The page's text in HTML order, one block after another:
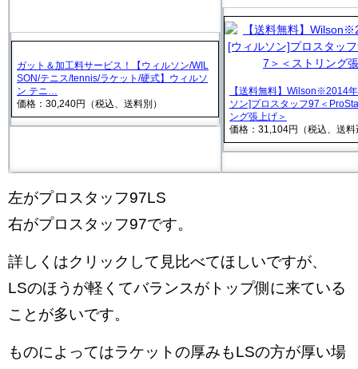
ガット＆加工料サービス！【ウィルソン/WIL
SON/テニス/tennis/ラケット/硬式】ウィルソ
ン テニ…
価格：30,240円（税込、送料別）
【送料無料】Wilson※2014
ソン]プロスタッフ97＜
ング張上げ＞
価格：31,104円（税込、送料
左がプロスタッフ97LS
右がプロスタッフ97です。
詳しくはクリックして見比べてほしいですが、
LSのほうが軽くてバランスがトップ側に来ている
ことが多いです。
ものによってはラケットの厚みもLSの方が厚い場